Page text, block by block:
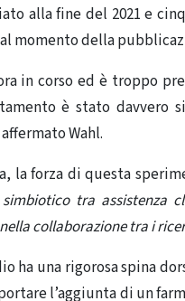
alla fine del 2021 e
momento della
in corso ed è troppo
è stato davvero
Wahl.
la forza di questa
tra assistenza
collaborazione tra i
ha una rigorosa spina
l’aggiunta di un